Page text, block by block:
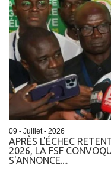
09 - Juillet - 2026
APRÈS L'ÉCHEC
2026, LA FSF
S'ANNONCE....